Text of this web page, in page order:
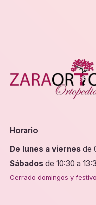
Horario
De lunes a viernes de
Sábados de 10:30 a
Cerrado domingos y